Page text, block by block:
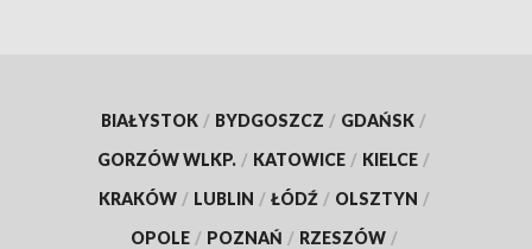
BIAŁYSTOK / BYDGOSZCZ / GDAŃSK /
GORZÓW WLKP. / KATOWICE / KIELCE /
KRAKÓW / LUBLIN / ŁÓDŹ / OLSZTYN /
OPOLE / POZNAŃ / RZESZÓW /